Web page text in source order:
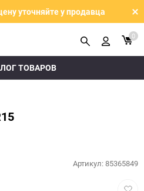
уточняйте у продавца
ТОВАРОВ
0
Артикул:85365849